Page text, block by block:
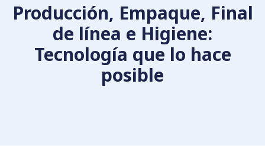
Producción, Empaque, Final
de línea e Higiene:
Tecnología que lo hace
posible